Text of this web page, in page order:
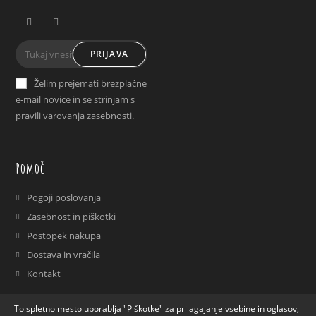
in
new
in
new
PRIJAVA
Želim prejemati brezplačne
e-mail novice in se strinjam s
pravili varovanja zasebnosti.
Pomoč
Pogoji poslovanja
Zasebnost in piškotki
Postopek nakupa
Dostava in vračila
Kontakt
To spletno mesto uporablja "Piškotke" za prilagajanje vsebine in oglasov,